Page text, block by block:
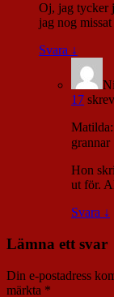
Oj, jag tycker
jag nog
Svara ↓
17
grannar
Hon
ut för.
Svara ↓
Lämna ett svar
Din e-postadress
märkta *